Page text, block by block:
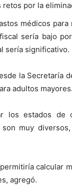
por la
médicos
sería bajo
sería significativo.
la Secretaría
adultos mayores.
los estados de
muy
calcular
agregó.